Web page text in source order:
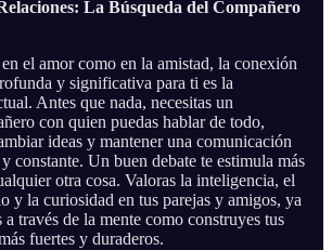
La Búsqueda del Compañero
el amor como en la amistad, la conexión
y significativa para ti es la
Antes que nada, necesitas un
con quien puedas hablar de todo,
ideas y mantener una comunicación
constante. Un buen debate te estimula más
otra cosa. Valoras la inteligencia, el
y la curiosidad en tus parejas y amigos, ya
a través de la mente como construyes tus
fuertes y duraderos.